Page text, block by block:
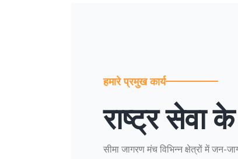
हमारे प्रमुख कार्य
राष्ट्र सेवा
सीमा जागरण मंच विभिन्न क्षेत्रों में जन-